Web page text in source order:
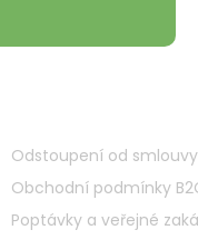
Odstoupení od smlouvy
Obchodní podmínky
Poptávky a veřejné